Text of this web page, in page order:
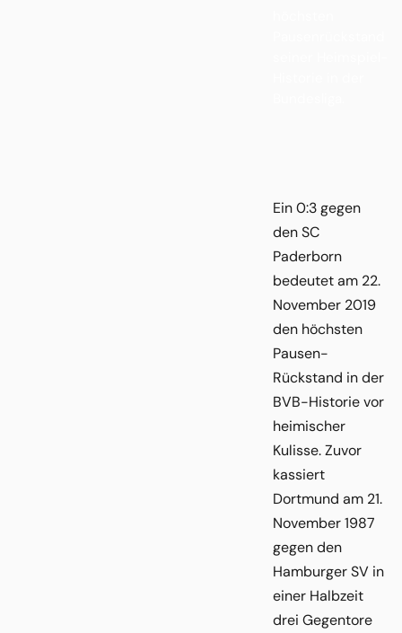
Ein 0:3 gegen
den SC
Paderborn
bedeutet am 22.
November 2019
den höchsten
Pausen-
Rückstand in der
BVB-Historie vor
heimischer
Kulisse. Zuvor
kassiert
Dortmund am 21.
November 1987
gegen den
Hamburger SV in
einer Halbzeit
drei Gegentore